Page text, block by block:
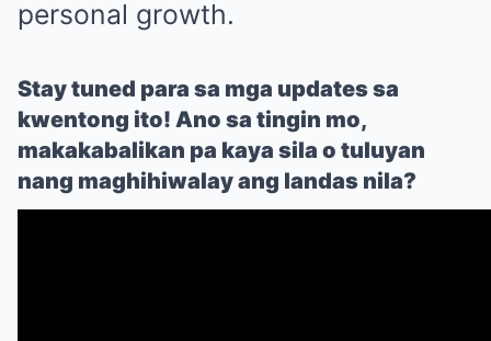
personal growth.
Stay tuned para sa mga updates sa
kwentong ito! Ano sa tingin mo,
makakabalikan pa kaya sila o tuluyan
nang maghihiwalay ang landas nila?